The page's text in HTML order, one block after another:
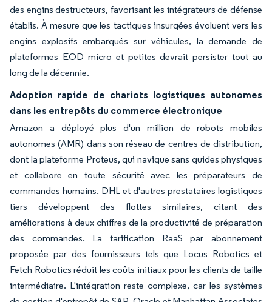
des engins destructeurs, favorisant les intégrateurs de défense
établis. À mesure que les tactiques insurgées évoluent vers les
engins explosifs embarqués sur véhicules, la demande de
plateformes EOD micro et petites devrait persister tout au
long de la décennie.
Adoption rapide de chariots logistiques autonomes
dans les entrepôts du commerce électronique
Amazon a déployé plus d'un million de robots mobiles
autonomes (AMR) dans son réseau de centres de distribution,
dont la plateforme Proteus, qui navigue sans guides physiques
et collabore en toute sécurité avec les préparateurs de
commandes humains. DHL et d'autres prestataires logistiques
tiers développent des flottes similaires, citant des
améliorations à deux chiffres de la productivité de préparation
des commandes. La tarification RaaS par abonnement
proposée par des fournisseurs tels que Locus Robotics et
Fetch Robotics réduit les coûts initiaux pour les clients de taille
intermédiaire. L'intégration reste complexe, car les systèmes